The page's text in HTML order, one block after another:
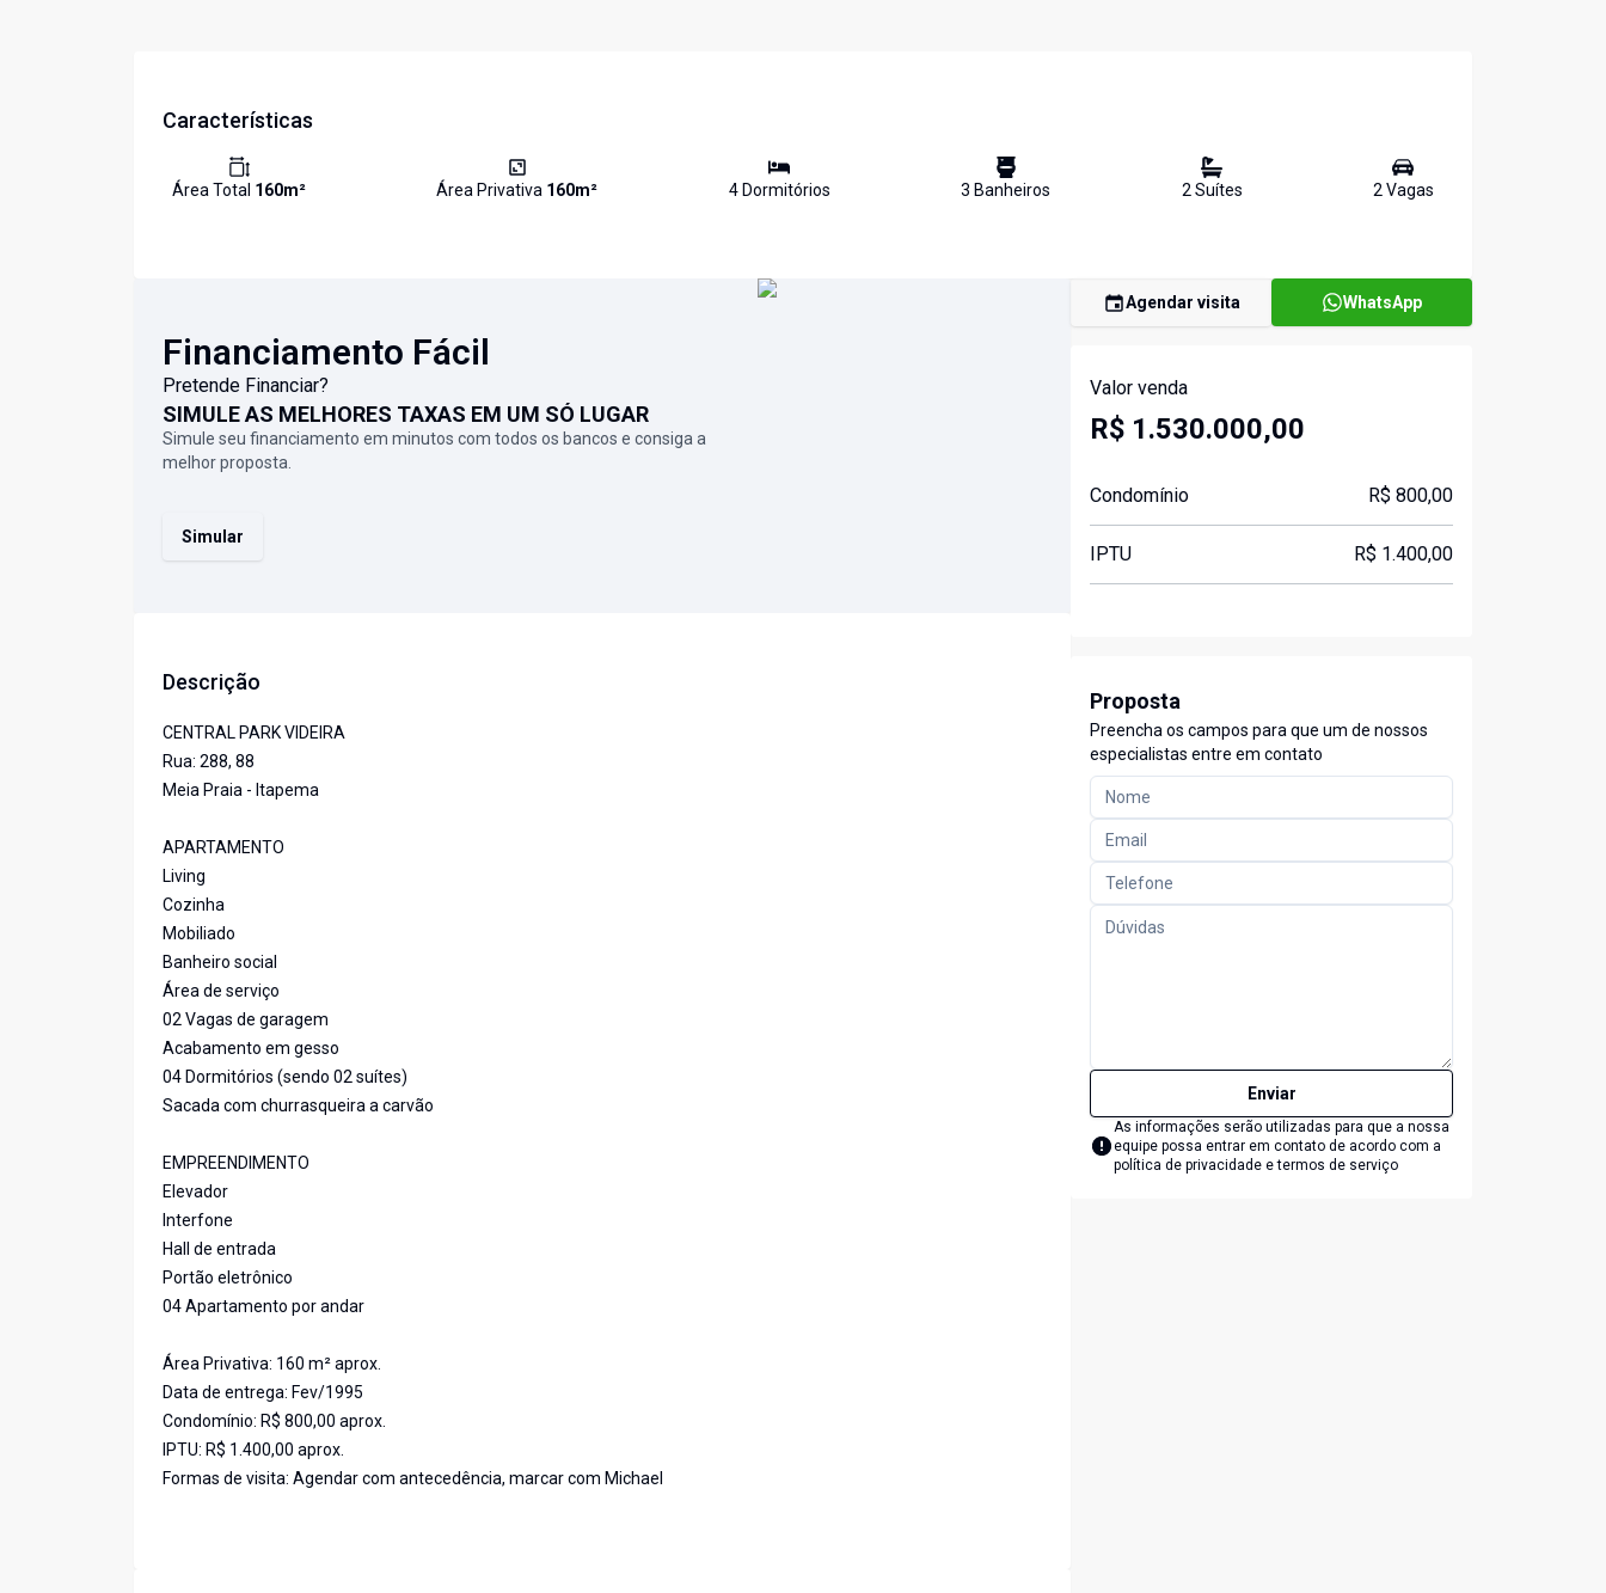
Características
Área Total 160m² Área Privativa 160m² 4Dormitórios 3 Banheiros 2Suítes 2Vagas
Financiamento Fácil
Pretende Financiar?
SIMULE AS MELHORES TAXAS EM UM SÓ LUGAR
Simule seu financiamento em minutos com todos os bancos e consiga a
melhor proposta.
Simular
Descrição
CENTRAL PARK VIDEIRA
Rua: 288, 88
Meia Praia - Itapema
APARTAMENTO
Living
Cozinha
Mobiliado
Banheiro social
Área de serviço
02 Vagas de garagem
Acabamento em gesso
04 Dormitórios (sendo 02 suítes)
Sacada com churrasqueira a carvão
EMPREENDIMENTO
Elevador
Interfone
Hall de entrada
Portão eletrônico
04 Apartamento por andar
Área Privativa: 160 m² aprox.
Data de entrega: Fev/1995
Condomínio: R$ 800,00 aprox.
IPTU: R$ 1.400,00 aprox.
Formas de visita: Agendar com antecedência, marcar com Michael
Agendar visita WhatsApp
Valor venda
R$ 1.530.000,00
Condomínio R$ 800,00
IPTU R$ 1.400,00
Proposta
Preencha os campos para que um de nossos
especialistas entre em contato
Enviar
As informações serão utilizadas para que a nossa
equipe possa entrar em contato de acordo com a
política de privacidade e termos de serviço